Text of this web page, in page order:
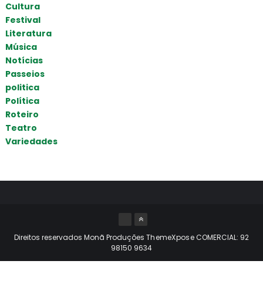
Cultura
Festival
Literatura
Música
Notícias
Passeios
politica
Política
Roteiro
Teatro
Variedades
Direitos reservados Monã Produções ThemeXposeCOMERCIAL: 92
98150 9634